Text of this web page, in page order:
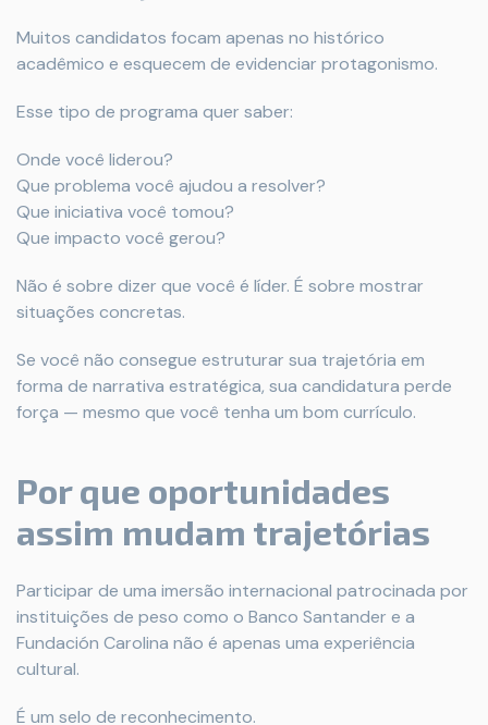
Muitos candidatos focam apenas no histórico
acadêmico e esquecem de evidenciar protagonismo.
Esse tipo de programa quer saber:
Onde você liderou?
Que problema você ajudou a resolver?
Que iniciativa você tomou?
Que impacto você gerou?
Não é sobre dizer que você é líder. É sobre mostrar
situações concretas.
Se você não consegue estruturar sua trajetória em
forma de narrativa estratégica, sua candidatura perde
força — mesmo que você tenha um bom currículo.
Por que oportunidades
assim mudam trajetórias
Participar de uma imersão internacional patrocinada por
instituições de peso como o Banco Santander e a
Fundación Carolina não é apenas uma experiência
cultural.
É um selo de reconhecimento.